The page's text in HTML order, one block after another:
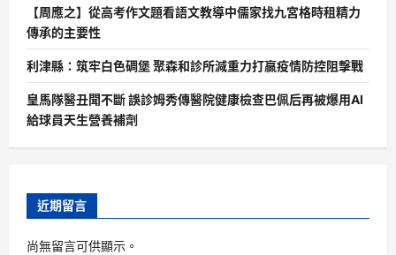
【周應之】從高考作文題看語文教導中儒家找九宮格時租精力
傳承的主要性
利津縣：筑牢白色碉堡 聚森和診所減重力打贏疫情防控阻擊戰
皇馬隊醫丑聞不斷 誤診姆秀傳醫院健康檢查巴佩后再被爆用AI
給球員天生營養補劑
近期留言
尚無留言可供顯示。